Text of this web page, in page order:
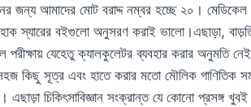
জন্য আমাদের মোট বরাদ্দ নম্বর হচ্ছে ২০। মেডিকেল
স্যারের বইগুলো অনুসরণ করাই ভালো।এছাড়া,
যেহেতু ক্যালকুলেটর ব্যবহার করার অনুমতি
সূত্র এবং হাতে করার মতো মৌলিক গাণিতিক
এছাড়া চিকিৎসাবিজ্ঞান সংক্রান্ত যে কোনো প্রসঙ্গ